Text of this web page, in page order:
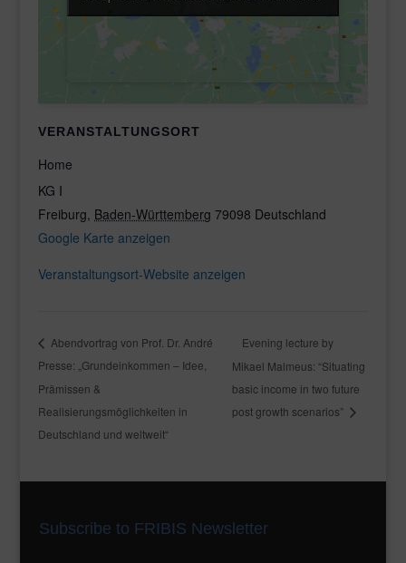
VERANSTALTUNGSORT
Home
KG I
Freiburg, Baden-Württemberg 79098 Deutschland
Google Karte anzeigen
Veranstaltungsort-Website anzeigen
Abendvortrag von Prof. Dr. André
Presse: „Grundeinkommen – Idee,
Prämissen &
Realisierungsmöglichkeiten in
Deutschland und weltweit“
Evening lecture by
Mikael Malmeus: “Situating
basic income in two future
post growth scenarios”
Subscribe to FRIBIS Newsletter